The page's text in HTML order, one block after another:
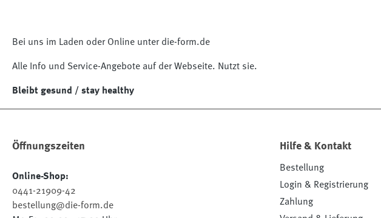
Bei uns im Laden oder Online unter die-form.de
Alle Info und Service-Angebote auf der Webseite. Nutzt sie.
Bleibt gesund / stay healthy
Öffnungszeiten
Online-Shop:
0441-21909-42
bestellung@die-form.de
Hilfe & Kontakt
Bestellung
Login & Registrierung
Zahlung